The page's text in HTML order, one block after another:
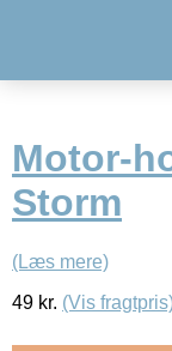
Motor-
Storm
(Læs mere)
49 kr. (Vis